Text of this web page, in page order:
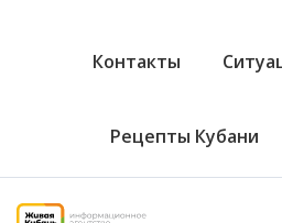
Контакты
Рецепты Кубани